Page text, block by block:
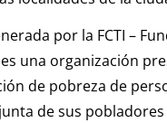
por la FCTI –
una organización
de pobreza de
de sus